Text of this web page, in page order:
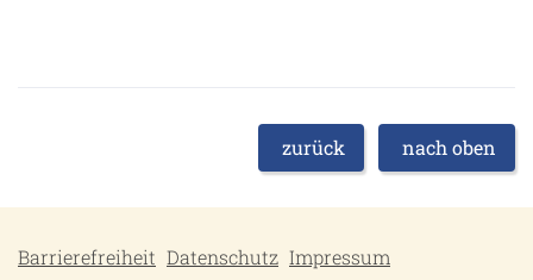
zurück nach oben
Barrierefreiheit Datenschutz Impressum